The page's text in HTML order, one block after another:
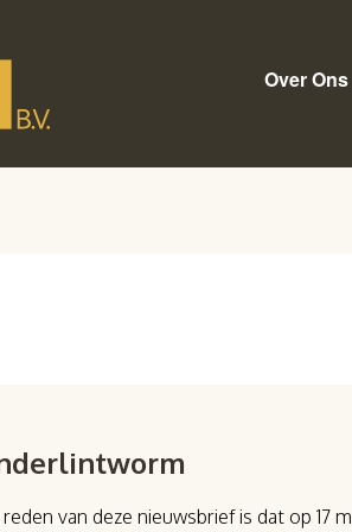
Over Ons
van deze nieuwsbrief is dat op